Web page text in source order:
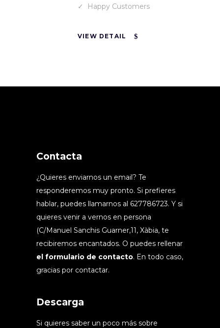
Happy Customers
VIEW DETAIL
Contacta
¿Quieres enviarnos un email? Te
responderemos muy pronto. Si prefieres
hablar, puedes llamarnos al 627786723. Y si
quieres venir a vernos en persona
(C/Manuel Sanchis Guarner,11, Xàbia, te
recibiremos encantados. O puedes rellenar
el formulario de contacto. En todo caso,
gracias por contactar.
Descarga
Si quieres saber un poco más sobre